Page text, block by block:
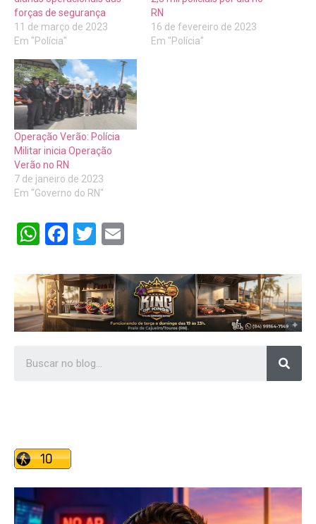
forças de segurança
11 de março de 2023
Em "Polícia"
RN
16 de fevereiro de 2023
Em "Polícia"
Operação Verão: Polícia
Militar inicia Operação
Verão no RN
7 de janeiro de 2023
Em "Governo do RN"
WhatsApp
Facebook
Twitter